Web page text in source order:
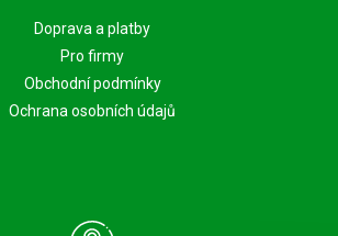
Doprava a platby
Pro firmy
Obchodní podmínky
Ochrana osobních údajů